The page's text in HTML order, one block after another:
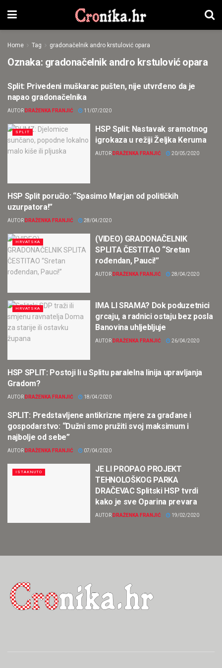
Home Tag gradonačelnik andro krstulović opara
Oznaka: gradonačelnik andro krstulović opara
CRNA KRONIKA
Split: Privedeni muškarac pušten, nije utvrđeno da je
napao gradonačelnika
AUTOR DRAŽENKA FRANJIĆ 11/07/2020
SPLIT
HSP Split: Nastavak sramotnog
igrokaza u režiji Željka Keruma
AUTOR DRAŽENKA FRANJIĆ 20/05/2020
HRVATSKA
HSP Split poručio: “Spasimo Marjan od političkih
uzurpatora!”
AUTOR DRAŽENKA FRANJIĆ 28/04/2020
HRVATSKA
(VIDEO) GRADONAČELNIK
SPLITA ČESTITAO “Sretan
rođendan, Pauci!”
AUTOR DRAŽENKA FRANJIĆ 28/04/2020
HRVATSKA
IMA LI SRAMA? Dok poduzetnici
grcaju, a radnici ostaju bez posla
Banovina uhljebljuje
AUTOR DRAŽENKA FRANJIĆ 26/04/2020
SPLIT
HSP SPLIT: Postoji li u Splitu paralelna linija upravljanja
Gradom?
AUTOR DRAŽENKA FRANJIĆ 18/04/2020
ISTAKNUTO
SPLIT: Predstavljene antikrizne mjere za građane i
gospodarstvo: “Dužni smo pružiti svoj maksimum i
najbolje od sebe”
AUTOR DRAŽENKA FRANJIĆ 07/04/2020
ISTAKNUTO
JE LI PROPAO PROJEKT
TEHNOLOŠKOG PARKA
DRAČEVAC Splitski HSP tvrdi
kako je sve Oparina prevara
AUTOR DRAŽENKA FRANJIĆ 19/02/2020